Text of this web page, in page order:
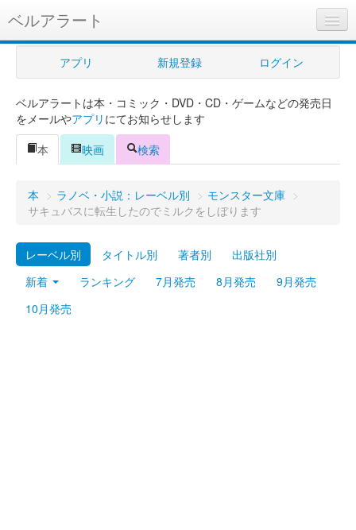
ベルアラート
ベルアラートとは
ヘルプ
新規登録
ログイン
購入管理
Myシェルフ
プレミアム
アプリ 新規登録 ログイン
ベルアラートは本・コミック・DVD・CD・ゲームなどの発売日
をメールやアプリ にてお知らせします
本
映画 検索
本 > ラノベ・小説：レーベル別 > モンスター文庫 >
サキュバスに転生したのでミルクをしぼります
レーベル別 タイトル別 著者別
出版社別
新着
ランキング 7月発売 8月発売
9月発売
10月発売